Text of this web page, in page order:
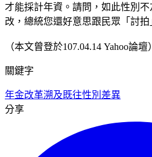
才能採計年資。請問，如此性別
改，總統您還好意思跟民眾「討拍
（本文曾登於107.04.14 Yahoo論壇）
關鍵字
年金改革溯及既往性別差異
分享